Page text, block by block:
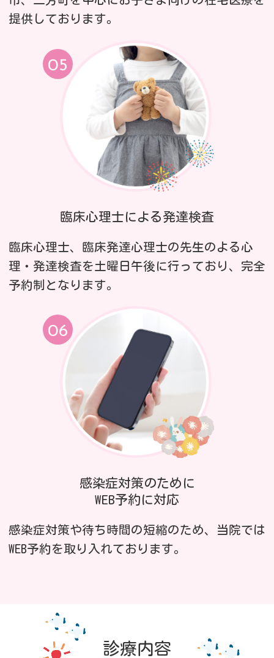
提供しております。
臨床心理士による発達検査
臨床心理士、臨床発達心理士の先生のよる心
理・発達検査を土曜日午後に行っており、完全
予約制となります。
感染症対策のために
WEB予約に対応
感染症対策や待ち時間の短縮のため、当院では
WEB予約を取り入れております。
診療内容